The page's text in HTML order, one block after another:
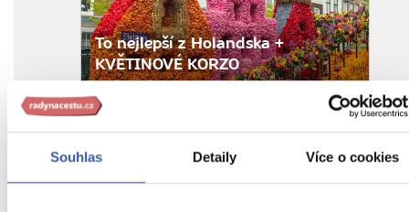
Souhlas Detaily Více o cookies
To nejlepší z Holandska +
KVĚTINOVÉ KORZO
14 590 Kč z Ostravy
Vyberte si z mých 2 zájezdů